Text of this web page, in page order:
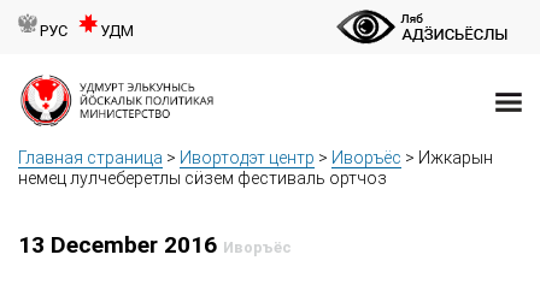
РУС УДМ
Главная страница > Ивортодэт центр > Иворъёс > Ижкарын
немец лулчеберетлы сӥзем фестиваль ортчоз
13 December 2016 Иворъёс